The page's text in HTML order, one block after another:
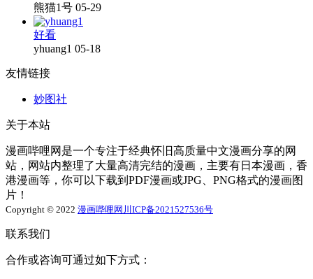
熊猫1号 05-29
好看
yhuang1 05-18
友情链接
妙图社
关于本站
漫画哔哩网是一个专注于经典怀旧高质量中文漫画分享的网
站，网站内整理了大量高清完结的漫画，主要有日本漫画，香
港漫画等，你可以下载到PDF漫画或JPG、PNG格式的漫画图
片！
Copyright © 2022 漫画哔哩网 川ICP备2021527536号
联系我们
合作或咨询可通过如下方式：